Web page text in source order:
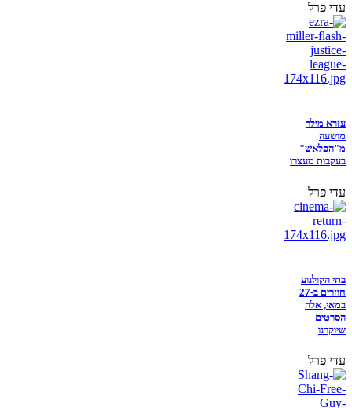
עדי פרל
עזרא מילר
מושעה
מ"הפלאש"
בעקבות מעצרו
עדי פרל
בתי הקולנוע
חוזרים ב-27
במאי, אלה
הסרטים
שיוקרנו
עדי פרל